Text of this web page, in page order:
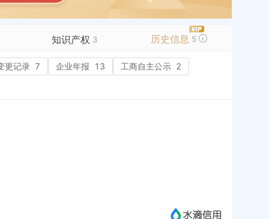
知识产权 3 历史信息 5
商标信息 2
成为vip查看
更记录 7 企业年报 13 工商自主公示 2